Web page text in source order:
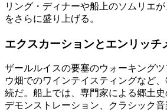
リング・ディナーや船上のソムリエ
をさらに盛り上げる。
エクスカーションとエンリッチ
ザールルイスの要塞のウォーキング
ウ畑でのワインテイスティングなど
続だ。船上では、専門家による郷土
デモンストレーション、クラシック